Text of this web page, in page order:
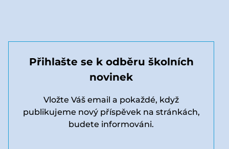
Přihlašte se k odběru školních
novinek
Vložte Váš email a pokaždé, když
publikujeme nový příspěvek na stránkách,
budete informováni.